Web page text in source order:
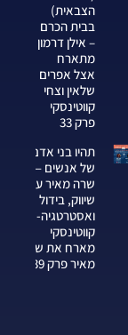
הצבאית)
בבית הכרם
– אילן דרמון
מתארח
אצל אפרים
שלאין וצחי
קווטינסקי
פרק 33
תהיו בני אדם
של אנשים —
שרה מאיר על
שיווק, בידול
ואסטרטגיה-צחי
קווטינסקי
מארח את שרה
מאיר פרק 339